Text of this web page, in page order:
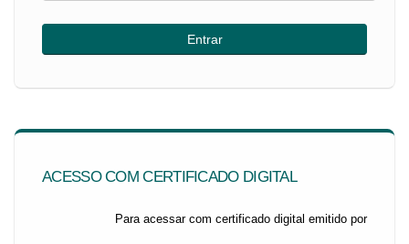
ACESSO COM CERTIFICADO DIGITAL
Para acessar com certificado digital emitido por